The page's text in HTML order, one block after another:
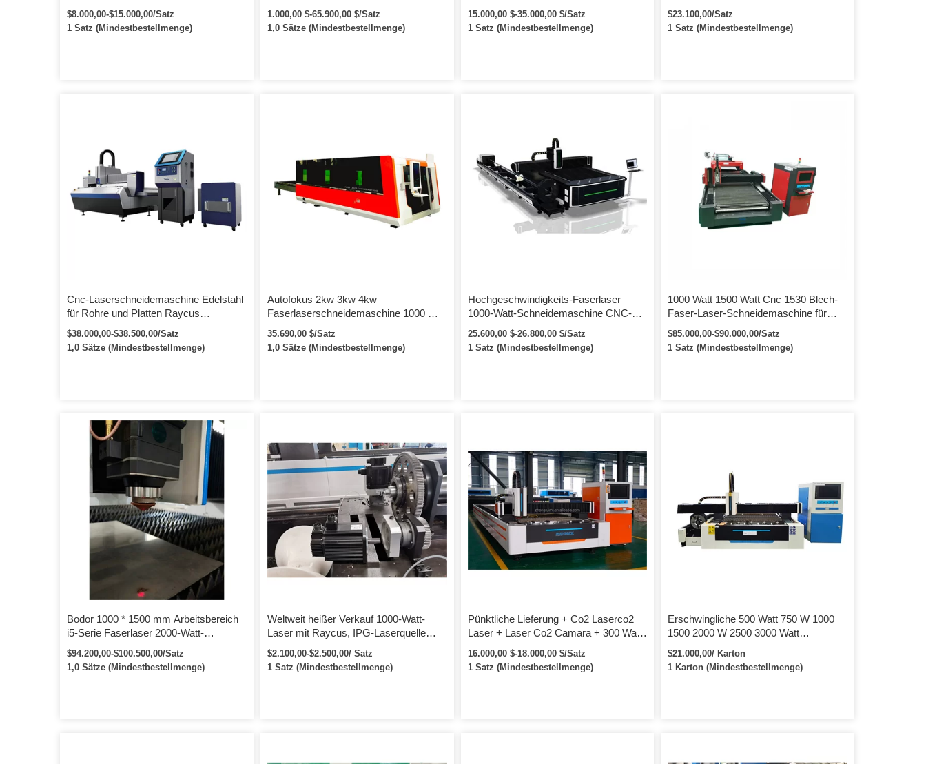
Schneidemaschine für Holz MDF Acryl
Nichtmetall
$8.000,00-$15.000,00/Satz
1 Satz (Mindestbestellmenge)
Metallfaserlaserschneider Preis 1000
Watt Laser
1.000,00 $-65.900,00 $/Satz
1,0 Sätze (Mindestbestellmenge)
Lasergravierer und -schneider 1500 W
1 KW 1,5 KW 2 KW
15.000,00 $-35.000,00 $/Satz
1 Satz (Mindestbestellmenge)
$23.100,00/Satz
1 Satz (Mindestbestellmenge)
Cnc-Laserschneidemaschine Edelstahl
für Rohre und Platten Raycus
Exchange 3015 One Table 1000 1500
Watt Faserlaserschneider
$38.000,00-$38.500,00/Satz
1,0 Sätze (Mindestbestellmenge)
Autofokus 2kw 3kw 4kw
Faserlaserschneidemaschine 1000 W
1500 Watt Blechfaserlaserschneider
35.690,00 $/Satz
1,0 Sätze (Mindestbestellmenge)
Hochgeschwindigkeits-Faserlaser
1000-Watt-Schneidemaschine CNC-
Faserlaserschneider mit Raycus IPG
25.600,00 $-26.800,00 $/Satz
1 Satz (Mindestbestellmenge)
1000 Watt 1500 Watt Cnc 1530 Blech-
Faser-Laser-Schneidemaschine für
Edelstahl-Aluminium
$85.000,00-$90.000,00/Satz
1 Satz (Mindestbestellmenge)
Bodor 1000 * 1500 mm Arbeitsbereich
i5-Serie Faserlaser 2000-Watt-
Schneidemaschine mit IPG-
Laserschneider
$94.200,00-$100.500,00/Satz
1,0 Sätze (Mindestbestellmenge)
Weltweit heißer Verkauf 1000-Watt-
Laser mit Raycus, IPG-Laserquelle
Laserschneidmaschine CNC-Faser
$2.100,00-$2.500,00/ Satz
1 Satz (Mindestbestellmenge)
Pünktliche Lieferung + Co2 Laserco2
Laser + Laser Co2 Camara + 300 Watt
Laserschneider
16.000,00 $-18.000,00 $/Satz
1 Satz (Mindestbestellmenge)
Erschwingliche 500 Watt 750 W 1000
1500 2000 W 2500 3000 Watt
Faserlaserschneider /
Schneidemaschinen zu verkaufen
$21.000,00/ Karton
1 Karton (Mindestbestellmenge)